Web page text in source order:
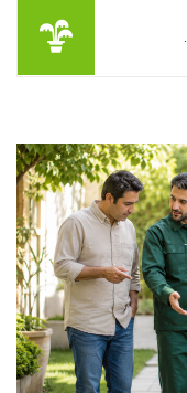
برای نگهداری دراسنا بلالی (Dracaena Fragrans) مطابق جدول زیر